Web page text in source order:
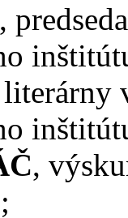
,
,